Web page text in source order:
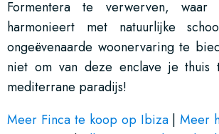
Formentera te verwerven, waar
harmonieert met natuurlijke
ongeëvenaarde woonervaring te
niet om van deze enclave je thuis
mediterrane paradijs!
Meer Finca te koop op Ibiza|Meer